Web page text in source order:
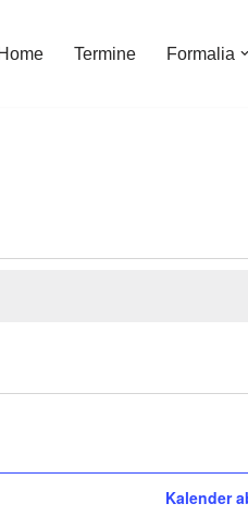
Home Termine Formalia
Kalender